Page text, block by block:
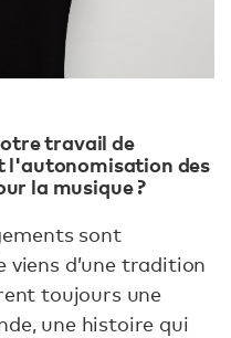
travail de
l'autonomisation des
la musique ?
sont
d’une tradition
toujours une
une histoire qui